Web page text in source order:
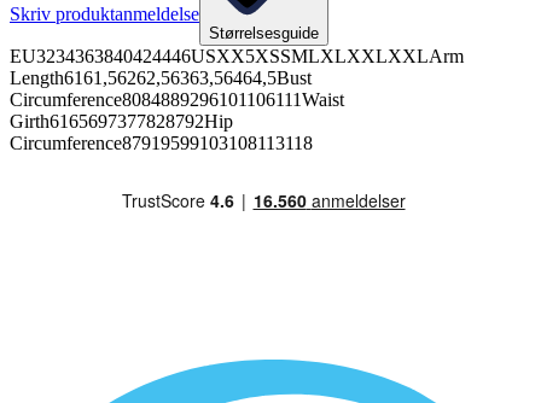
Skriv produktanmeldelse
Størrelsesguide
EU3234363840424446USXX5XSSMLXLXXLXXLArm
Length6161,56262,56363,56464,5Bust
Circumference8084889296101106111Waist
Girth6165697377828792Hip
Circumference87919599103108113118